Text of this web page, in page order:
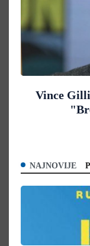
Vince
NAJNOVIJE